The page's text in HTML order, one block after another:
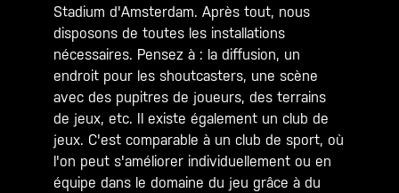
Stadium d'Amsterdam. Après tout, nous
disposons de toutes les installations
nécessaires. Pensez à : la diffusion, un
endroit pour les shoutcasters, une scène
avec des pupitres de joueurs, des terrains
de jeux, etc. Il existe également un club de
jeux. C'est comparable à un club de sport, où
l'on peut s'améliorer individuellement ou en
équipe dans le domaine du jeu grâce à du